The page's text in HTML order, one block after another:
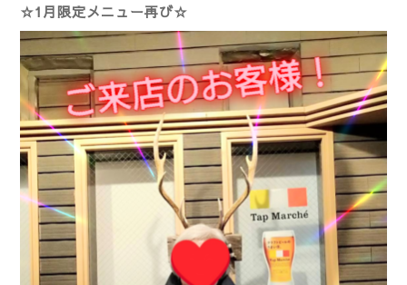
☆1月限定メニュー再び☆